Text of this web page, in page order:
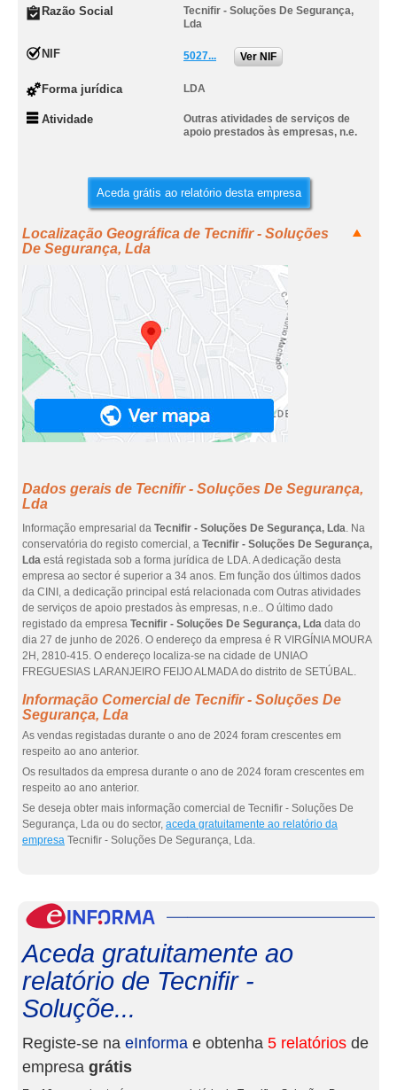
Razão Social
Tecnifir - Soluções De Segurança,
Lda
NIF 5027... Ver NIF
Forma jurídica LDA
Atividade
Outras atividades de serviços de
apoio prestados às empresas, n.e.
Aceda grátis ao relatório desta empresa
Localização Geográfica de Tecnifir - Soluções
De Segurança, Lda
Dados gerais de Tecnifir - Soluções De Segurança,
Lda
Informação empresarial da Tecnifir - Soluções De Segurança, Lda. Na
conservatória do registo comercial, a Tecnifir - Soluções De Segurança,
Lda está registada sob a forma jurídica de LDA. A dedicação desta
empresa ao sector é superior a 34 anos. Em função dos últimos dados
da CINI, a dedicação principal está relacionada com Outras atividades
de serviços de apoio prestados às empresas, n.e.. O último dado
registado da empresa Tecnifir - Soluções De Segurança, Lda data do
dia 27 de junho de 2026. O endereço da empresa é R VIRGÍNIA MOURA
2H, 2810-415. O endereço localiza-se na cidade de UNIAO
FREGUESIAS LARANJEIRO FEIJO ALMADA do distrito de SETÚBAL.
Informação Comercial de Tecnifir - Soluções De
Segurança, Lda
As vendas registadas durante o ano de 2024 foram crescentes em
respeito ao ano anterior.
Os resultados da empresa durante o ano de 2024 foram crescentes em
respeito ao ano anterior.
Se deseja obter mais informação comercial de Tecnifir - Soluções De
Segurança, Lda ou do sector, aceda gratuitamente ao relatório da
empresa Tecnifir - Soluções De Segurança, Lda.
Aceda gratuitamente ao
relatório de Tecnifir -
Soluçõe...
Registe-se na eInforma e obtenha 5 relatórios de
empresa grátis